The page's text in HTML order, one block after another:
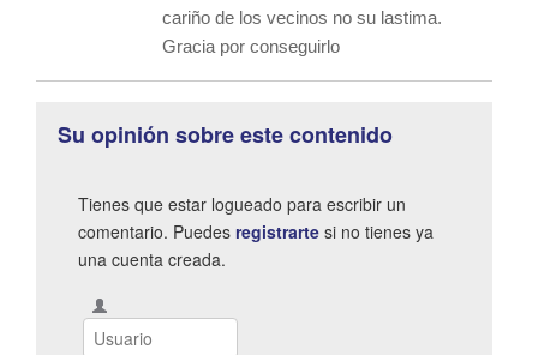
cariño de los vecinos no su lastima.
Gracia por conseguirlo
Su opinión sobre este contenido
Tienes que estar logueado para escribir un
comentario. Puedes registrarte si no tienes ya
una cuenta creada.